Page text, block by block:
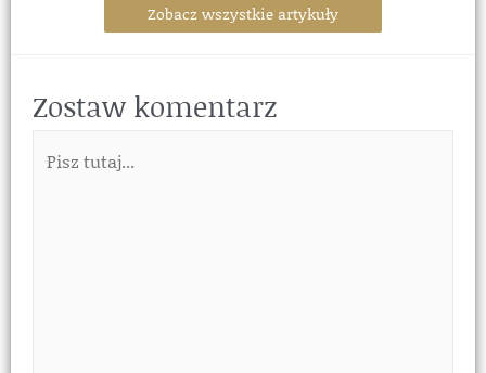
Zobacz wszystkie artykuły
Zostaw komentarz